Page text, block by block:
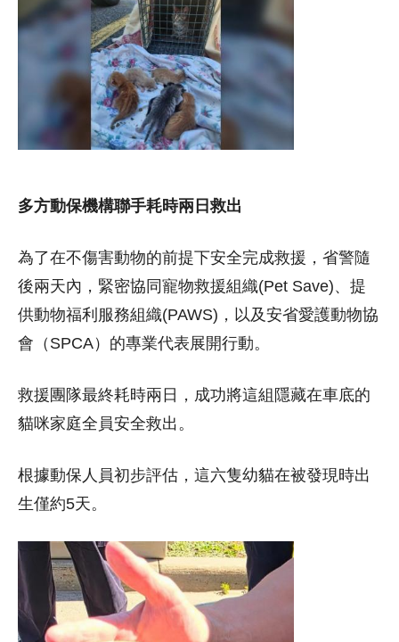
多方動保機構聯手耗時兩日救出
為了在不傷害動物的前提下安全完成救援，省警隨
後兩天內，緊密協同寵物救援組織(Pet Save)、提
供動物福利服務組織(PAWS)，以及安省愛護動物協
會（SPCA）的專業代表展開行動。
救援團隊最終耗時兩日，成功將這組隱藏在車底的
貓咪家庭全員安全救出。
根據動保人員初步評估，這六隻幼貓在被發現時出
生僅約5天。